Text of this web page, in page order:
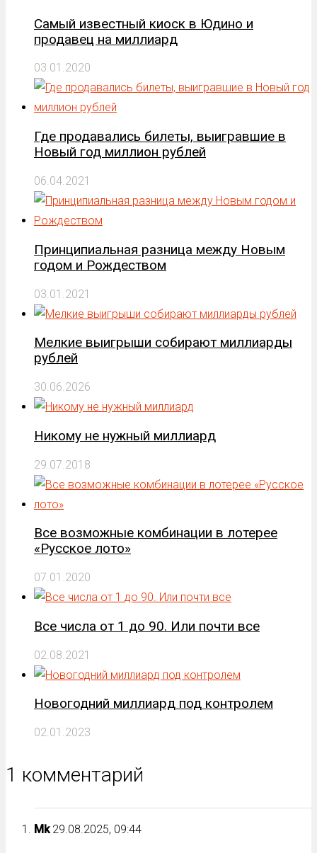
Самый известный киоск в Юдино и
продавец на миллиард
03.01.2020
Где продавались билеты, выигравшие в
Новый год миллион рублей
06.04.2021
Принципиальная разница между Новым
годом и Рождеством
03.01.2021
Мелкие выигрыши собирают миллиарды
рублей
30.06.2026
Никому не нужный миллиард
29.07.2018
Все возможные комбинации в лотерее
«Русское лото»
07.01.2020
Все числа от 1 до 90. Или почти все
02.08.2021
Новогодний миллиард под контролем
02.01.2023
1 комментарий
Mk29.08.2025, 09:44